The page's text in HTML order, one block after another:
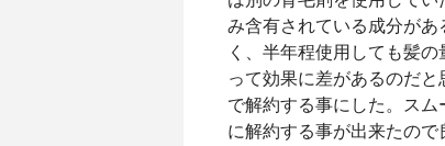
み含有されている成分が
く、半年程使用しても髪
って効果に差があるのだ
で解約する事にした。ス
に解約する事が出来たので